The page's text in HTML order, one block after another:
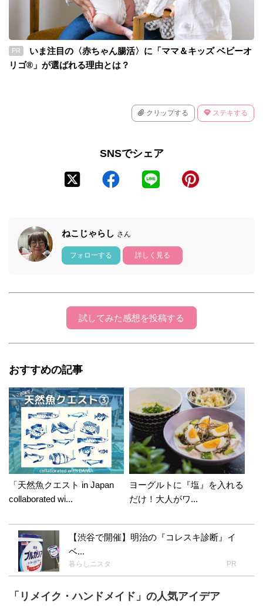
PR
いま注目の〈赤ちゃん腸活〉に「ママ＆キッズ ベビーオ
リゴ®」が選ばれる理由とは？
クリップする ステキする
SNSでシェア
ねこじゃらし さん
フォローする 詳しく見る
試してみた感想を投稿する
おすすめの記事
「天然魚クエスト in Japan
collaborated wi...
ヨーグルトに『塩』を入れる
だけ！大人がワ...
【渋谷で開催】明治の『コレスキ診断』イ
ベ...
暮らしニスタ PR
「リメイク・ハンドメイド」の人気アイデア